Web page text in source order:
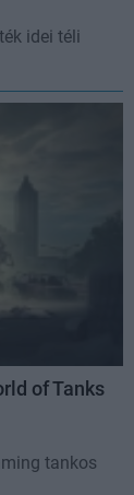
idei téli
of Tanks
tankos